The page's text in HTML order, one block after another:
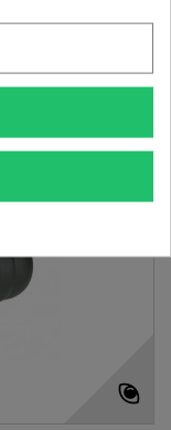
au comparateur